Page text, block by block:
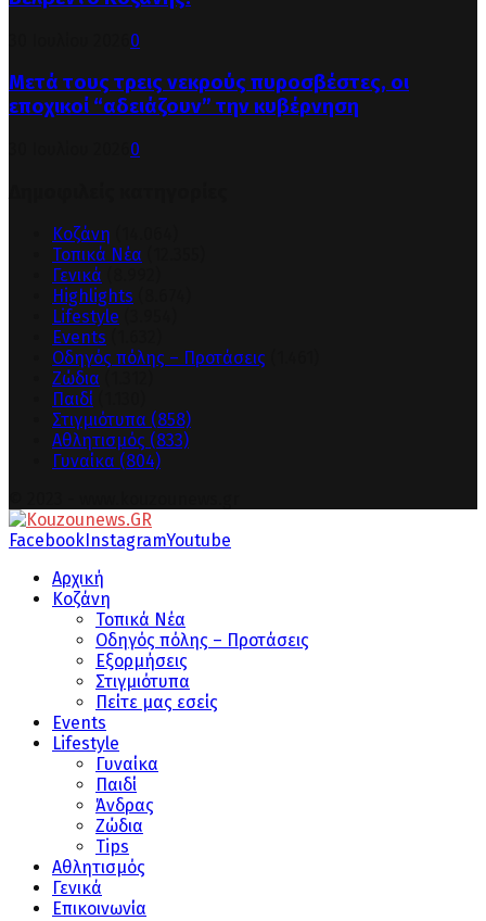
0
Μετά τους τρεις νεκρούς πυροσβέστες, οι
εποχικοί “αδειάζουν” την κυβέρνηση
0
Κοζάνη
Τοπικά Νέα
Γενικά
Highlights
Lifestyle
Events
Οδηγός πόλης – Προτάσεις
Ζώδια
Παιδί
Στιγμιότυπα (858)
Αθλητισμός (833)
Γυναίκα (804)
Facebook InstagramYoutube
Αρχική
Κοζάνη
Τοπικά Νέα
Οδηγός πόλης – Προτάσεις
Εξορμήσεις
Στιγμιότυπα
Πείτε μας εσείς
Events
Lifestyle
Γυναίκα
Παιδί
Άνδρας
Ζώδια
Tips
Αθλητισμός
Γενικά
Επικοινωνία